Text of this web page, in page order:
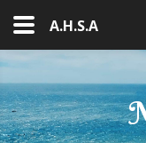
A.H.S.A